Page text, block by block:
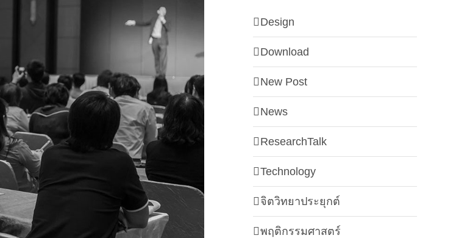
Design
Download
New Post
News
ResearchTalk
Technology
จิตวิทยาประยุกต์
พฤติกรรมศาสตร์